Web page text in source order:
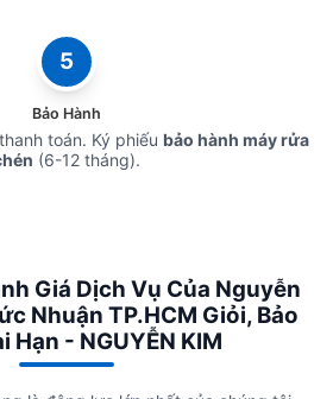
5
Bảo Hành
toán. Ký phiếu bảo hành máy rửa
(6-12 tháng).
Giá Dịch Vụ Của Nguyễn
Nhuận TP.HCM Giỏi, Bảo
Hạn - NGUYỄN KIM